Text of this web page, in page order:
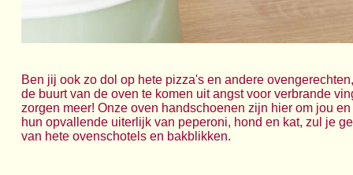
Ben jij ook zo dol op hete pizza's en andere
de buurt van de oven te komen uit angst voor verbrande
zorgen meer! Onze oven handschoenen zijn hier om jou
hun opvallende uiterlijk van peperoni, hond en kat, zul je
van hete ovenschotels en bakblikken.